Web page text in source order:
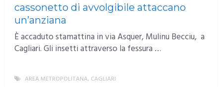
cassonetto di avvolgibile attaccano
un’anziana
È accaduto stamattina in via Asquer, Mulinu Becciu, a
Cagliari. Gli insetti attraverso la fessura …
AREA METROPOLITANA, CAGLIARI